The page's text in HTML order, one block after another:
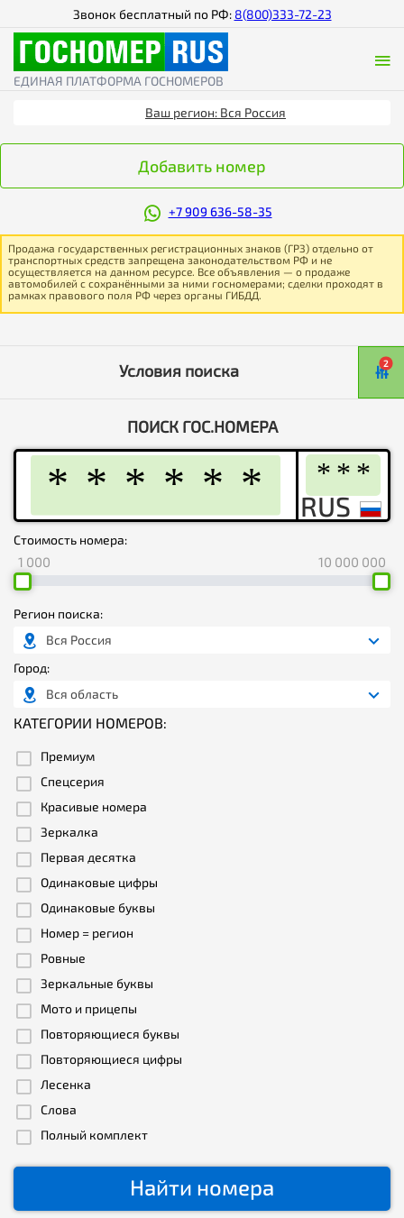
Звонок бесплатный по РФ: 8(800)333-72-23
ЕДИНАЯ ПЛАТФОРМА ГОСНОМЕРОВ
Ваш регион: Вся Россия
Добавить номер
+7 909 636-58-35
Продажа государственных регистрационных знаков (ГРЗ) отдельно от
транспортных средств запрещена законодательством РФ и не
осуществляется на данном ресурсе. Все объявления — о продаже
автомобилей с сохранёнными за ними госномерами; сделки проходят в
рамках правового поля РФ через органы ГИБДД.
Условия поиска 2
ПОИСК ГОС.НОМЕРА
Стоимость номера:
1 000 10 000 000
Регион поиска:
Вся Россия
Город:
Вся область
КАТЕГОРИИ НОМЕРОВ:
Премиум
Спецсерия
Красивые номера
Зеркалка
Первая десятка
Одинаковые цифры
Одинаковые буквы
Номер = регион
Ровные
Зеркальные буквы
Мото и прицепы
Повторяющиеся буквы
Повторяющиеся цифры
Лесенка
Слова
Полный комплект
Найти номера